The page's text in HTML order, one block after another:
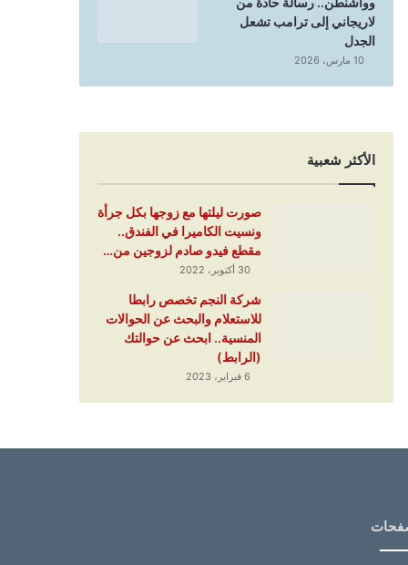
لاريجاني إلى ترامب تشعل
الجدل
10 مارس، 2026
الأكثر شعبية
صورت ليلتها مع زوجها بكل جرأة
ونسيت الكاميرا في الفندق..
مقطع فيدو صادم لزوجين من…
30 أكتوبر، 2022
شركة النجم تخصص رابطا
للاستعلام والبحث عن الحوالات
المنسية.. ابحث عن حوالتك
(الرابط)
6 فبراير، 2023